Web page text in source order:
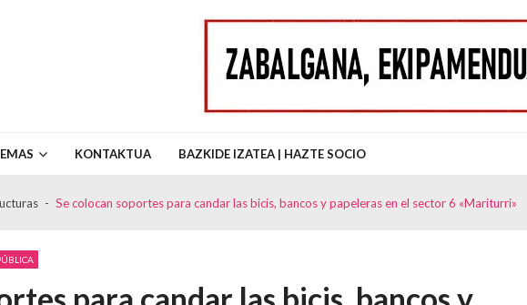
Batuz Auzo Elkartea
KONTAKTUA BAZKIDE IZATEA | HAZTE SOCIO
Se colocan soportes para candar las bicis, bancos y papeleras en el sector 6 «Mariturri»